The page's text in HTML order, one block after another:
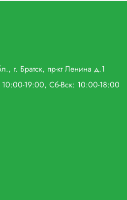
г. Братск, пр-кт Ленина д.1
19:00, Сб-Вск: 10:00-18:00